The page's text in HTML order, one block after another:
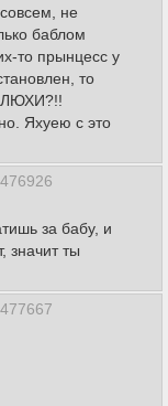
не
баблом
то прынцесс у
то
Яхуею с это
за бабу, и
значит ты